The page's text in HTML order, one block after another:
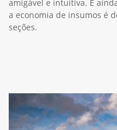
amigável e intuitiva. E
a economia de insumos é
seções.